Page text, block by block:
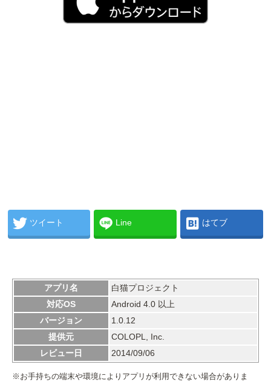
ツイート Line はてブ
アプリ名
白猫プロジェクト
対応OS
Android 4.0 以上
バージョン
1.0.12
提供元
COLOPL, Inc.
レビュー日
2014/09/06
※お手持ちの端末や環境によりアプリが利用できない場合がありま